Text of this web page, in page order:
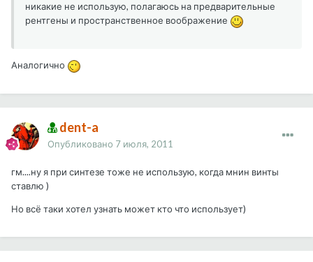
никакие не использую, полагаюсь на предварительные
рентгены и пространственное воображение
Аналогично
dent-a
Опубликовано 7 июля, 2011
гм....ну я при синтезе тоже не использую, когда мнин винты
ставлю )
Но всё таки хотел узнать может кто что использует)